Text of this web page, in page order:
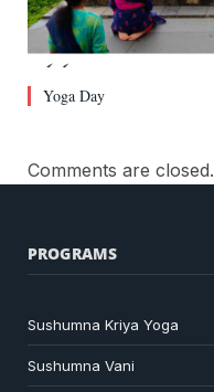
Yoga Day
Comments are closed.
PROGRAMS
Sushumna Kriya Yoga
Sushumna Vani